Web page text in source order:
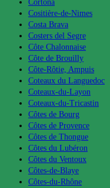
Cortona
Cositière-de-Nimes
Costa Brava
Costers del Segre
Côte Chalonnaise
Côte de Brouilly
Côte-Rôtie, Ampuis
Coteaux du Languedoc
Coteaux-du-Layon
Coteaux-du-Tricastin
Côtes de Bourg
Côtes de Provence
Côtes de Thongue
Côtes du Lubéron
Côtes du Ventoux
Côtes-de-Blaye
Côtes-du-Rhône